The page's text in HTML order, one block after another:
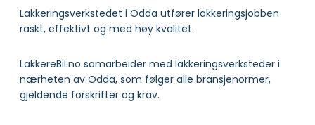
Lakkeringsverkstedet i Odda utfører lakkeringsjobben
raskt, effektivt og med høy kvalitet.
LakkereBil.no samarbeider med lakkeringsverksteder i
nærheten av Odda, som følger alle bransjenormer,
gjeldende forskrifter og krav.